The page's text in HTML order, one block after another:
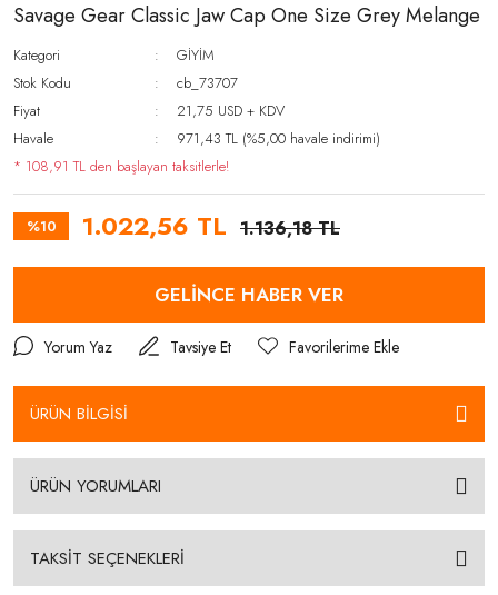
Savage Gear Classic Jaw Cap One Size Grey Melange
Kategori
GİYİM
Stok Kodu
cb_73707
Fiyat
21,75 USD + KDV
Havale
971,43 TL (%5,00 havale indirimi)
* 108,91 TL den başlayan taksitlerle!
%10 1.022,56 TL 1.136,18 TL
GELİNCE HABER VER
Yorum Yaz Tavsiye Et
ÜRÜN BİLGİSİ
ÜRÜN YORUMLARI
TAKSİT SEÇENEKLERİ